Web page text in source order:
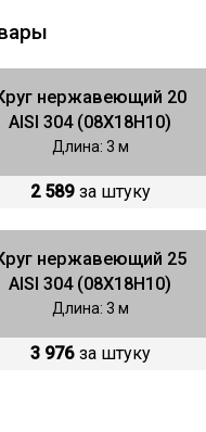
нержавеющий 20
AISI 304 (08Х18Н10)
Длина: 3 м
2 589 за штуку
нержавеющий 25
AISI 304 (08Х18Н10)
Длина: 3 м
3 976 за штуку